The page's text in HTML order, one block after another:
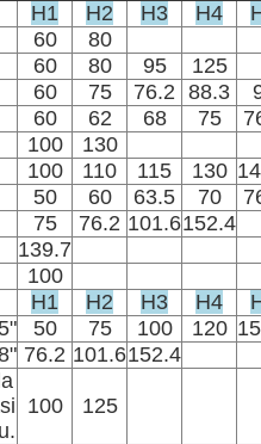
H1 H2 H3 H4
60
80
60 80 95
125
60 75 76.2 88.3
60 62 68 75
100
130
100 110 115 130
50 60 63.5 70
75 76.2 101.6152.4
139.7
100
H1 H2 H3 H4
50 75 100 120
76.2 101.6152.4
100 125